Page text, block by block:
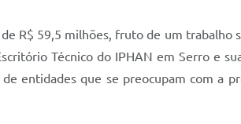
R$ 59,5 milhões, fruto de um trabalho
Técnico do IPHAN em Serro e
entidades que se preocupam com a